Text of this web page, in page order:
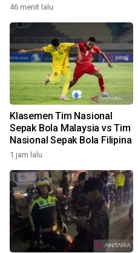
46 menit lalu
Klasemen Tim Nasional
Sepak Bola Malaysia vs Tim
Nasional Sepak Bola Filipina
1 jam lalu